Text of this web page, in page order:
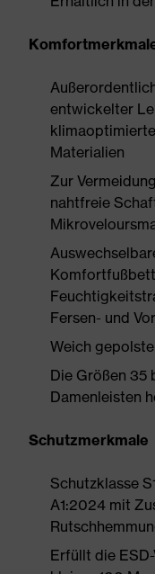
entwickelter
Materialien
Zur
nahtfreie
Fersen- und
Weich
Die Größen 35
Damenleisten
Schutzmerkmale
Schutzklasse
A1:2024 mit
Erfüllt die